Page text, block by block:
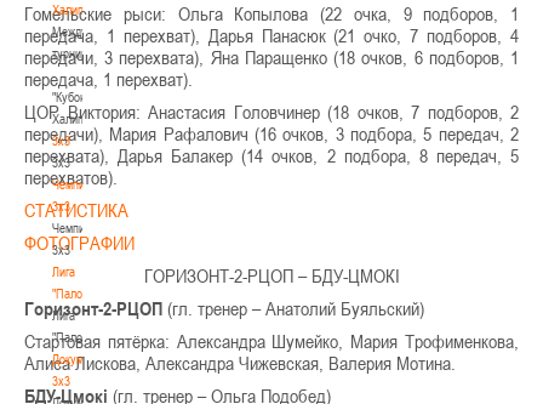
Халипского"
Международный
турнир
-
"Кубок
Халипского"
3x3
3x3
Чемпионат
3х3
Чемпионат
3х3
Лига
"Палова"
Лига
"Палова"
Документы
3х3
Гомельские рыси: Ольга Копылова (22 очка, 9 подборов, 1
передача, 1 перехват), Дарья Панасюк (21 очко, 7 подборов, 4
передачи, 3 перехвата), Яна Паращенко (18 очков, 6 подборов, 1
передача, 1 перехват).
ЦОР Виктория: Анастасия Головчинер (18 очков, 7 подборов, 2
передачи), Мария Рафалович (16 очков, 3 подбора, 5 передач, 2
перехвата), Дарья Балакер (14 очков, 2 подбора, 8 передач, 5
перехватов).
СТАТИСТИКА
ФОТОГРАФИИ
ГОРИЗОНТ-2-РЦОП – БДУ-ЦМОКІ
Горизонт-2-РЦОП (гл. тренер – Анатолий Буяльский)
Стартовая пятёрка: Александра Шумейко, Мария Трофименкова,
Алиса Лискова, Александра Чижевская, Валерия Мотина.
БДУ-Цмокі (гл. тренер – Ольга Подобед)